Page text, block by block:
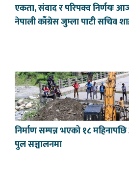
एकता, संवाद र परिपक्व
नेपाली काँग्रेस जुम्ला पाटी सचिव
निर्माण सम्पन्न भएको १८
पुल सञ्चालनमा